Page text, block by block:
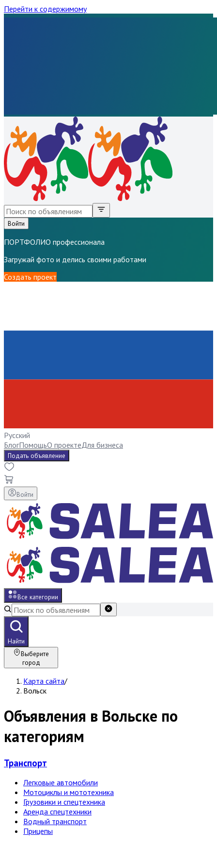
Перейти к содержимому
Войти
ПОРТФОЛИО профессионала
Загружай фото и делись своими работами
Создать проект
Русский
БлогПомощьО проектеДля бизнеса
Подать объявление
Войти
Все категории
Найти
Выберите
город
Карта сайта/
Вольск
Объявления в Вольске по
категориям
Транспорт
Легковые автомобили
Мотоциклы и мототехника
Грузовики и спецтехника
Аренда спецтехники
Водный транспорт
Прицепы